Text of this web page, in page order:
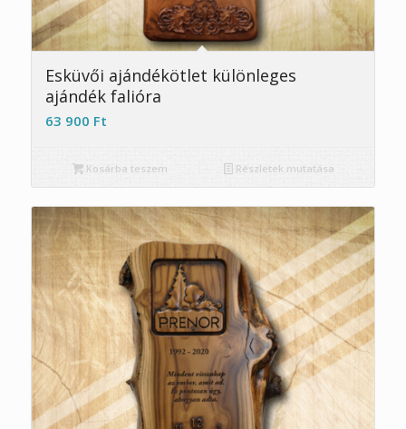
Esküvői ajándékötlet különleges
ajándék falióra
63 900 Ft
Kosárba teszem Részletek mutatása